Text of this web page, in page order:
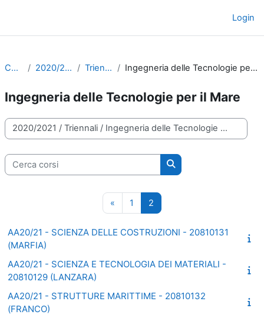
Login
Corsi 2020/2021 Triennali Ingegneria delle Tecnologie per il Mare
Ingegneria delle Tecnologie per il Mare
Categorie di corso
Cerca corsi
Cerca corsi
« Pagina precedente
1 Pagina 1
2
AA20/21 - SCIENZA DELLE COSTRUZIONI - 20810131
(MARFIA)
AA20/21 - SCIENZA E TECNOLOGIA DEI MATERIALI -
20810129 (LANZARA)
AA20/21 - STRUTTURE MARITTIME - 20810132
(FRANCO)